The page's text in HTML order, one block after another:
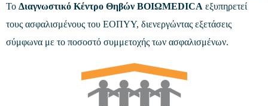
Το Διαγνωστικό Κέντρο Θηβών ΒΟΙΩMEDICA εξυπηρετεί
τους ασφαλισμένους του ΕΟΠΥΥ, διενεργώντας εξετάσεις
σύμφωνα με το ποσοστό συμμετοχής των ασφαλισμένων.